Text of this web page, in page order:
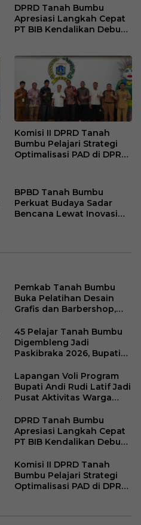
DPRD Tanah Bumbu
Apresiasi Langkah Cepat
PT BIB Kendalikan Debu
Komisi II DPRD Tanah
Bumbu Pelajari Strategi
Optimalisasi PAD di DPRD
BPBD Tanah Bumbu
Perkuat Budaya Sadar
Bencana Lewat Inovasi
Pemkab Tanah Bumbu
Buka Pelatihan Desain
Grafis dan Barbershop,
dan Wirausaha
45 Pelajar Tanah Bumbu
Digembleng Jadi
Paskibraka 2026, Bupati
Integritas
Lapangan Voli Program
Bupati Andi Rudi Latif Jadi
Pusat Aktivitas Warga
DPRD Tanah Bumbu
Apresiasi Langkah Cepat
PT BIB Kendalikan Debu
Komisi II DPRD Tanah
Bumbu Pelajari Strategi
Optimalisasi PAD di DPRD